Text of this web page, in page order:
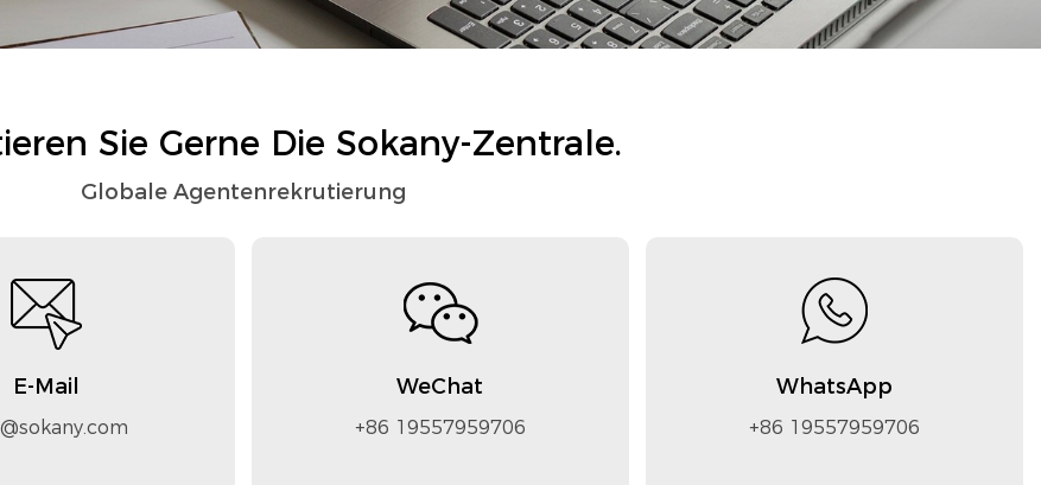
Sie Gerne Die Sokany-Zentrale.
Globale Agentenrekrutierung
E-Mail WeChat
+86 19557959706
WhatsApp
+86 19557959706